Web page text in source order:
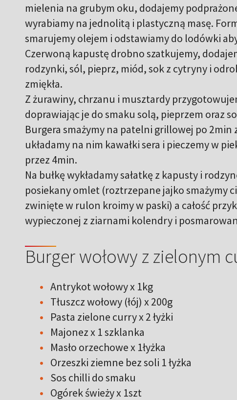
mielenia na grubym oku, dodajemy
wyrabiamy na jednolitą i plastyczną masę.
smarujemy olejem i odstawiamy do lodówki
Czerwoną kapustę drobno szatkujemy,
rodzynki, sól, pieprz, miód, sok z cytryny i
zmiękła.
Z żurawiny, chrzanu i musztardy
doprawiając je do smaku solą, pieprzem oraz
Burgera smażymy na patelni grillowej po 2min
układamy na nim kawałki sera i pieczemy w
przez 4min.
Na bułkę wykładamy sałatkę z kapusty i
posiekany omlet (roztrzepane jajko smażymy
zwinięte w rulon kroimy w paski) a całość
wypieczonej z ziarnami kolendry i
Burger wołowy z zielonym
Antrykot wołowy x 1kg
Tłuszcz wołowy (łój) x 200g
Pasta zielone curry x 2 łyżki
Majonez x 1 szklanka
Masło orzechowe x 1łyżka
Orzeszki ziemne bez soli 1 łyżka
Sos chilli do smaku
Ogórek świeży x 1szt